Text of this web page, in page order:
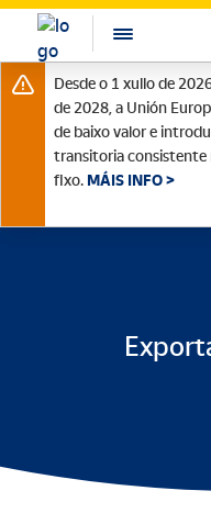
Desde o 1 xullo de
de 2028, a Unión
de baixo valor e
transitoria consistente
fixo. MÁIS INFO >